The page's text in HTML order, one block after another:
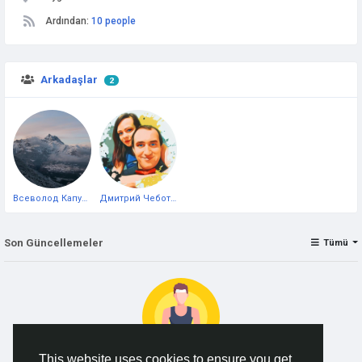
Ardından: 10 people
Arkadaşlar 2
Дмитрий Чеботарёв
Son Güncellemeler Tümü